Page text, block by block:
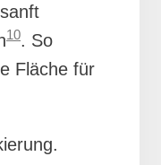
10. So
Fläche für